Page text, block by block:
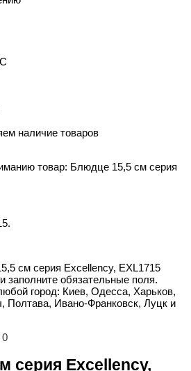
наличие товаров
товар: Блюдце 15,5 см серия
см серия Excellency, EXL1715
заполните обязательные поля.
город: Киев, Одесса, Харьков,
Полтава, Ивано-Франковск, Луцк и
0
серия Excellency,